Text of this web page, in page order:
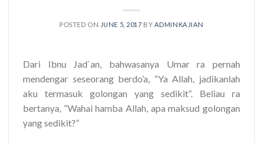
POSTED ON JUNE 5, 2017 BY ADMINKAJIAN
Dari Ibnu Jad`an, bahwasanya Umar ra pernah
mendengar seseorang berdo’a, “Ya Allah, jadikanlah
aku termasuk golongan yang sedikit“. Beliau ra
bertanya, “Wahai hamba Allah, apa maksud golongan
yang sedikit?”